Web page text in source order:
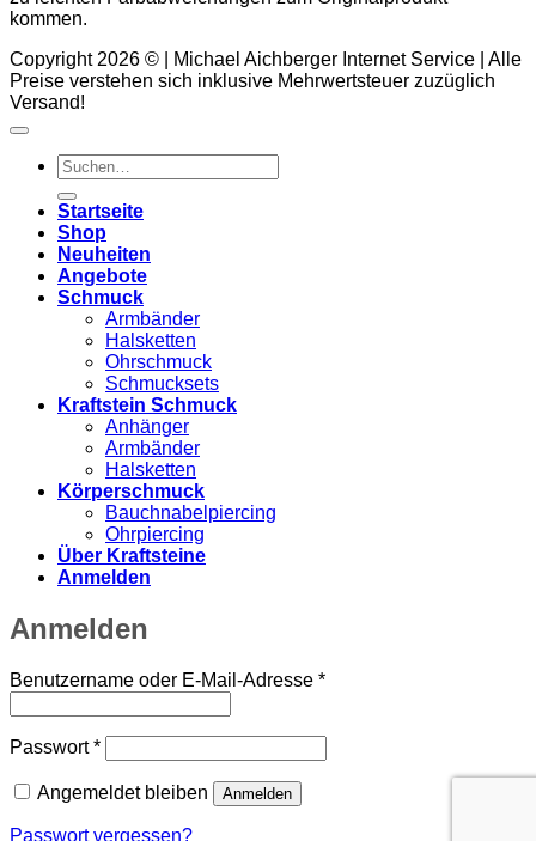
kommen.
Copyright 2026 © | Michael Aichberger Internet Service | Alle
Preise verstehen sich inklusive Mehrwertsteuer zuzüglich
Versand!
Suchen
nach:
Startseite
Shop
Neuheiten
Angebote
Schmuck
Armbänder
Halsketten
Ohrschmuck
Schmucksets
Kraftstein Schmuck
Anhänger
Armbänder
Halsketten
Körperschmuck
Bauchnabelpiercing
Ohrpiercing
Über Kraftsteine
Anmelden
Anmelden
Benutzername oder E-Mail-Adresse *Erforderlich
Passwort*Erforderlich
Angemeldet bleiben Anmelden
Passwort vergessen?